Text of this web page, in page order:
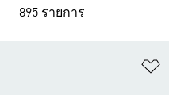
895 รายการ